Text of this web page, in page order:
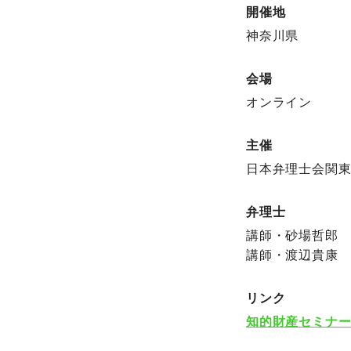
開催地
神奈川県
会場
オンライン
主催
日本弁理士会関
弁理士
講師・砂場哲郎
講師・渡辺貴康
リンク
知的財産セミナ